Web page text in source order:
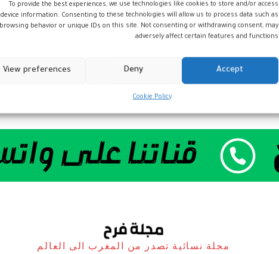
To provide the best experiences, we use technologies like cookies to store and/or access
device information. Consenting to these technologies will allow us to process data such as
browsing behavior or unique IDs on this site. Not consenting or withdrawing consent, may
adversely affect certain features and functions.
Accept
Deny
View preferences
Cookie Policy
مجلة نسائية تصدر من المغرب الى العالم